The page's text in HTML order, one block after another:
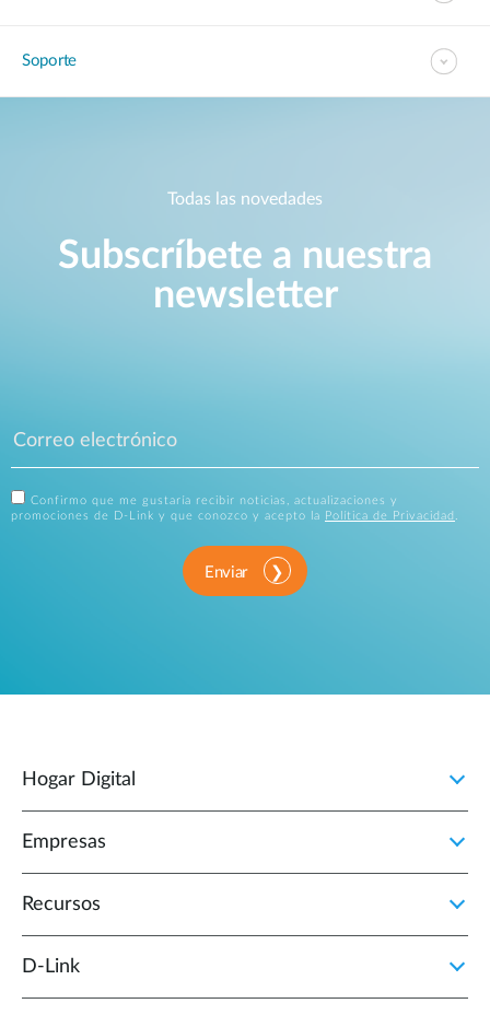
Soporte
Todas las novedades
Subscríbete a nuestra
newsletter
Confirmo que me gustaría recibir noticias, actualizaciones y
promociones de D-Link y que conozco y acepto la
Política de Privacidad .
Enviar
Hogar Digital
Empresas
Recursos
D‑Link